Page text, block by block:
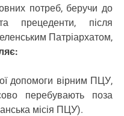
потреб, беручи до
прецеденти, після
Патріархатом,
допомоги вірним ПЦУ,
перебувають поза
місія ПЦУ).